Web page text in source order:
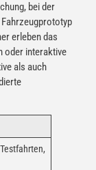
bei der
erleben das
oder interaktive
als auch